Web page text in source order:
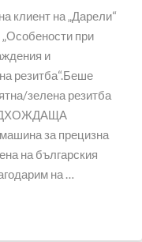
клиент на „Дарели“
при
и
резитба“.Беше
зелена резитба
за прецизна
на българския
на …